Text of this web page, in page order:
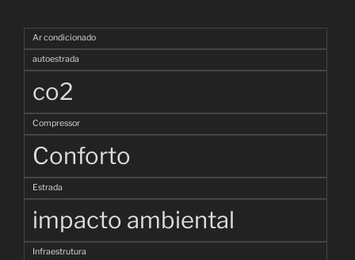
Ar condicionado
autoestrada
co2
Compressor
Conforto
Estrada
impacto ambiental
Infraestrutura